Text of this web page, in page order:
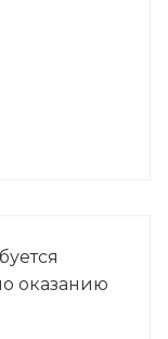
оказанию